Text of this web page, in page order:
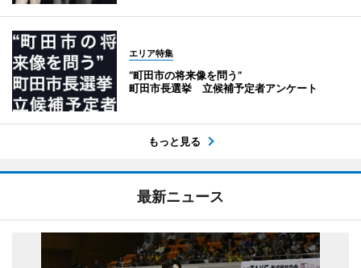
エリア特集
“町田市の将来像を問う”
町田市長選挙 立候補予定者アンケート
もっと見る
最新ニュース